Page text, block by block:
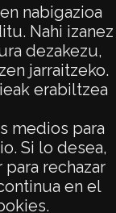
nabigazioa
Nahi izanez
dezakezu,
jarraitzeko.
erabiltzea
medios para
Si lo desea,
rechazar
en el